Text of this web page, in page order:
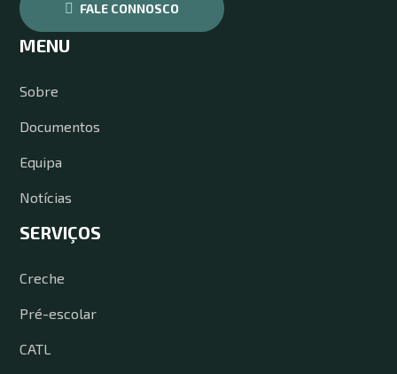
FALE CONNOSCO
MENU
Sobre
Documentos
Equipa
Notícias
SERVIÇOS
Creche
Pré-escolar
CATL